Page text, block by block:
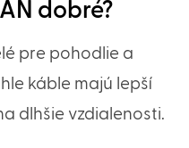
dobré?
pre pohodlie a
káble majú lepší
dlhšie vzdialenosti.